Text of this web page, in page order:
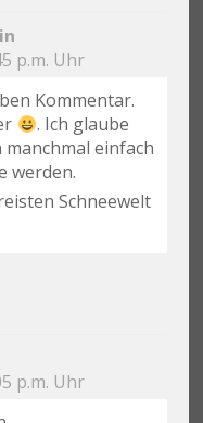
p.m. Uhr
Kommentar.
. Ich glaube
einfach
werden.
Schneewelt
p.m. Uhr